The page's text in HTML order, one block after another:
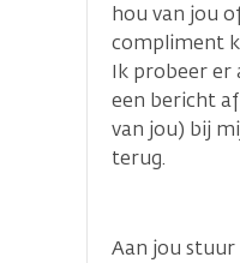
hou van jou
compliment
Ik probeer er
een bericht
van jou) bij
terug.
Aan jou